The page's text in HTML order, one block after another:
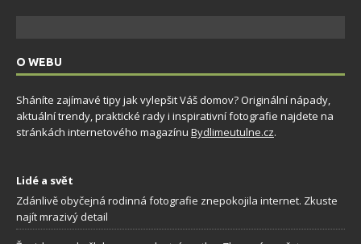
O WEBU
Sháníte zajímavé tipy jak vylepšit Váš domov? Originální nápady,
aktuální trendy, praktické rady i inspirativní fotografie najdete na
stránkách internetového magazínu Bydlimeutulne.cz.
Lidé a svět
Zdánlivě obyčejná rodinná fotografie znepokojila internet. Zkuste
najít mrazivý detail